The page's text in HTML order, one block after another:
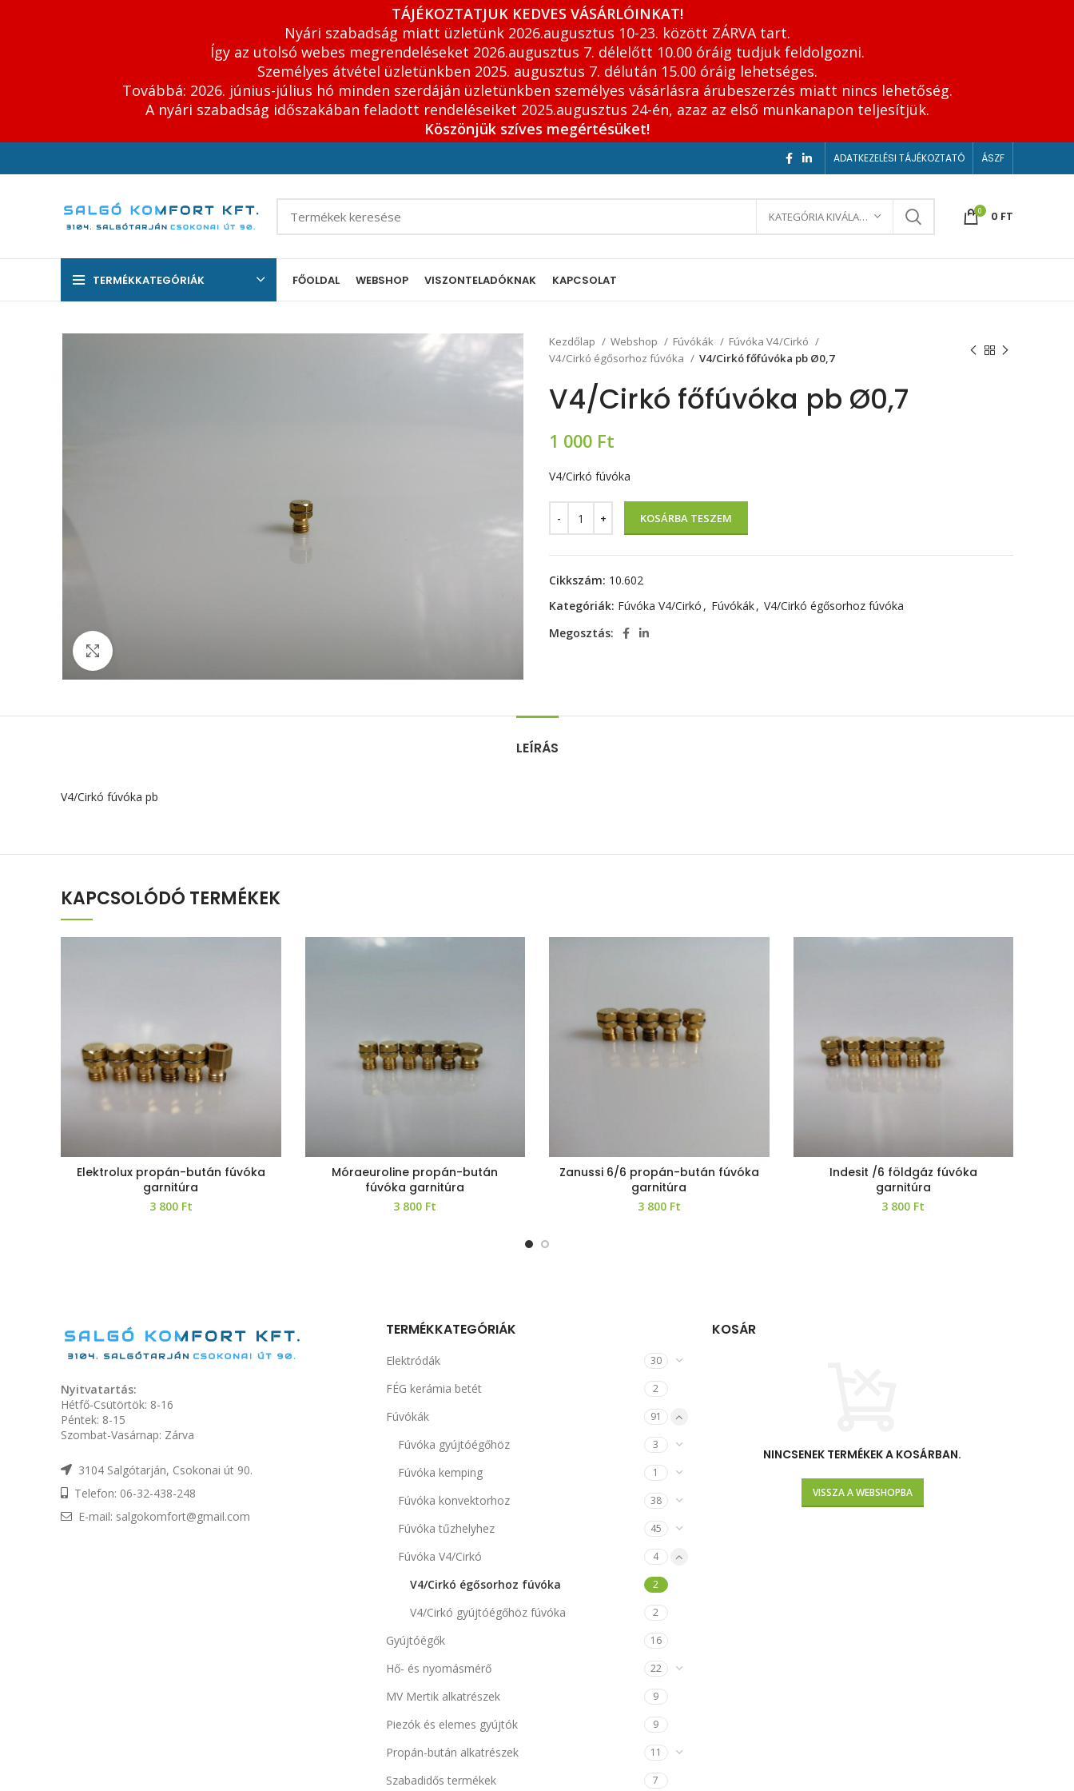
TÁJÉKOZTATJUK KEDVES VÁSÁRLÓINKAT!
Nyári szabadság miatt üzletünk 2026.augusztus 10-23. között ZÁRVA tart.
Így az utolsó webes megrendeléseket 2026.augusztus 7. délelőtt 10.00 óráig tudjuk feldolgozni.
Személyes átvétel üzletünkben 2025. augusztus 7. délután 15.00 óráig lehetséges.
Továbbá: 2026. június-július hó minden szerdáján üzletünkben személyes vásárlásra árubeszerzés miatt nincs lehetőség.
A nyári szabadság időszakában feladott rendeléseiket 2025.augusztus 24-én, azaz az első munkanapon teljesítjük.
Köszönjük szíves megértésüket!
ADATKEZELÉSI TÁJÉKOZTATÓ ÁSZF
KATEGÓRIA KIVÁLASZTÁSA 0 0 FT
TERMÉKKATEGÓRIÁK FŐOLDAL WEBSHOP VISZONTELADÓKNAK KAPCSOLAT
Kezdőlap Webshop Fúvókák
Fúvóka V4/Cirkó
V4/Cirkó égősorhoz fúvóka
V4/Cirkó főfúvóka pb Ø0,7
V4/Cirkó főfúvóka pb Ø0,7
1 000 Ft
V4/Cirkó fúvóka
KOSÁRBA TESZEM
Cikkszám: 10.602
Kategóriák: Fúvóka V4/Cirkó , Fúvókák, V4/Cirkó égősorhoz fúvóka
Megosztás:
LEÍRÁS
V4/Cirkó fúvóka pb
KAPCSOLÓDÓ TERMÉKEK
Elektrolux propán-bután fúvóka
garnitúra
3 800 Ft
Móraeuroline propán-bután
fúvóka garnitúra
3 800 Ft
Zanussi 6/6 propán-bután fúvóka
garnitúra
3 800 Ft
Indesit /6 földgáz fúvóka
garnitúra
3 800 Ft
Nyitvatartás:
Hétfő-Csütörtök: 8-16
Péntek: 8-15
Szombat-Vasárnap: Zárva
3104 Salgótarján, Csokonai út 90.
Telefon: 06-32-438-248
E-mail: salgokomfort@gmail.com
TERMÉKKATEGÓRIÁK
Elektródák 30
FÉG kerámia betét 2
Fúvókák 91
Fúvóka gyújtóégőhöz 3
Fúvóka kemping 1
Fúvóka konvektorhoz 38
Fúvóka tűzhelyhez 45
Fúvóka V4/Cirkó 4
V4/Cirkó égősorhoz fúvóka 2
V4/Cirkó gyújtóégőhöz fúvóka 2
Gyújtóégők 16
Hő- és nyomásmérő 22
MV Mertik alkatrészek 9
Piezók és elemes gyújtók 9
Propán-bután alkatrészek 11
Szabadidős termékek 7
KOSÁR
NINCSENEK TERMÉKEK A KOSÁRBAN.
VISSZA A WEBSHOPBA